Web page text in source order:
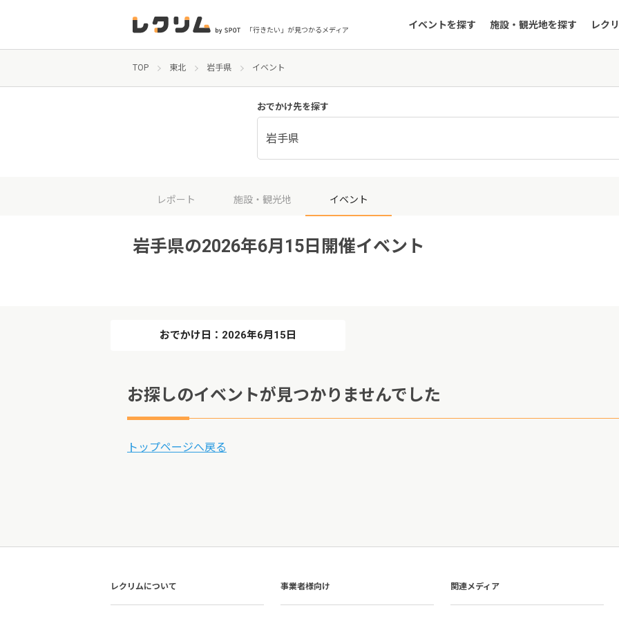
「行きたい」が見つかるメディア イベントを探す 施設・観光地を探す レク
TOP 東北 岩手県 イベント
おでかけ先を探す
岩手県
レポート 施設・観光地 イベント
岩手県の2026年6月15日開催イベント
おでかけ日：2026年6月15日
お探しのイベントが見つかりませんでした
トップページへ戻る
レクリムについて 事業者様向け 関連メディア